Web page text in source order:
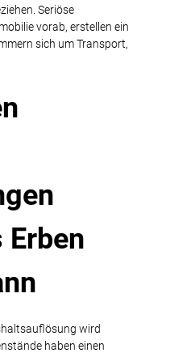
Seriöse
vorab, erstellen ein
sich um Transport,
wird
haben einen